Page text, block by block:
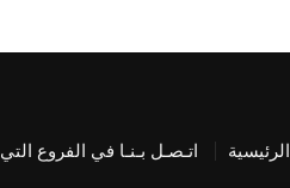
الرئيسية اتـصـل بـنـا في الفروع